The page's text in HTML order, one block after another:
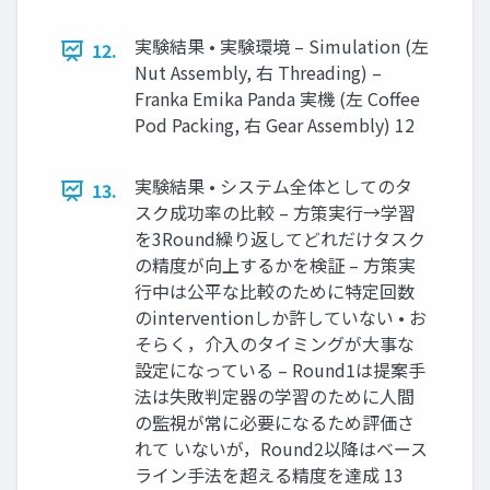
12.
実験結果 • 実験環境 – Simulation (左
Nut Assembly, 右 Threading) –
Franka Emika Panda 実機 (左 Coffee
Pod Packing, 右 Gear Assembly) 12
13.
実験結果 • システム全体としてのタ
スク成功率の⽐較 – ⽅策実⾏→学習
を3Round繰り返してどれだけタスク
の精度が向上するかを検証 – ⽅策実
⾏中は公平な⽐較のために特定回数
のinterventionしか許していない • お
そらく，介⼊のタイミングが⼤事な
設定になっている – Round1は提案⼿
法は失敗判定器の学習のために⼈間
の監視が常に必要になるため評価さ
れて いないが，Round2以降はベース
ライン⼿法を超える精度を達成 13